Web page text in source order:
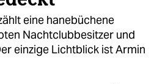
eine hanebüchene
Nachtclubbesitzer und
einzige Lichtblick ist Armin